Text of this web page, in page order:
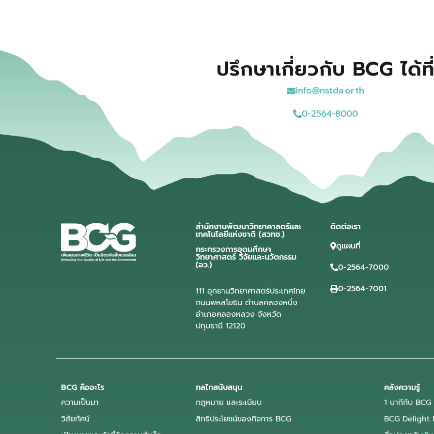
ปรึกษาเกี่ยวกับ BCG ได้ที่
info@nstda.or.th
0-2564-8000
สำนักงานพัฒนาวิทยาศาสตร์และ
เทคโนโลยีแห่งชาติ (สวทช.)
กระทรวงการอุดมศึกษา
วิทยาศาสตร์ วิจัยและนวัตกรรม
(อว.)
111 อุทยานวิทยาศาสตร์ประเทศไทย
ถนนพหลโยธิน ตำบลคลองหนึ่ง
อำเภอคลองหลวง จังหวัด
ปทุมธานี 12120
ติดต่อเรา
ดูแผนที่
0-2564-7000
0-2564-7001
BCG คืออะไร
ความเป็นมา
วิสัยทัศน์
กลไกสนับสนุน
กฎหมาย และระเบียบ
สิทธิประโยชน์ของกิจการ BCG
คลังความรู้
1 นาทีกับ BCG
BCG